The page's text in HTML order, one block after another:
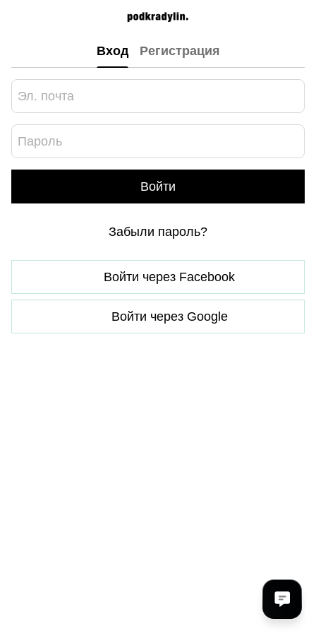
Вход Регистрация
Войти
Забыли пароль?
Войти через Facebook
Войти через Google